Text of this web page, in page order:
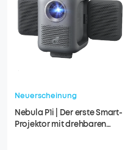
Neuerscheinung
Nebula P1i | Der erste Smart-
Projektor mit drehbaren